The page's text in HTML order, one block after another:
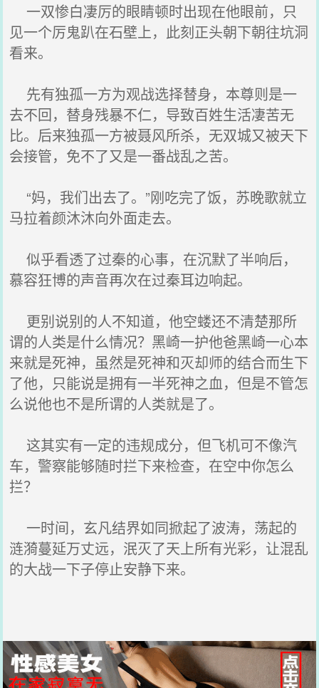
一双惨白凄厉的眼睛顿时出现在他眼前，只
见一个厉鬼趴在石壁上，此刻正头朝下朝往坑洞
看来。
先有独孤一方为观战选择替身，本尊则是一
去不回，替身残暴不仁，导致百姓生活凄苦无
比。后来独孤一方被聂风所杀，无双城又被天下
会接管，免不了又是一番战乱之苦。
“妈，我们出去了。”刚吃完了饭，苏晚歌就立
马拉着颜沐沐向外面走去。
似乎看透了过秦的心事，在沉默了半响后，
慕容狂博的声音再次在过秦耳边响起。
更别说别的人不知道，他空蝼还不清楚那所
谓的人类是什么情况？黑崎一护他爸黑崎一心本
来就是死神，虽然是死神和灭却师的结合而生下
了他，只能说是拥有一半死神之血，但是不管怎
么说他也不是所谓的人类就是了。
这其实有一定的违规成分，但飞机可不像汽
车，警察能够随时拦下来检查，在空中你怎么
拦？
一时间，玄凡结界如同掀起了波涛，荡起的
涟漪蔓延万丈远，泯灭了天上所有光彩，让混乱
的大战一下子停止安静下来。